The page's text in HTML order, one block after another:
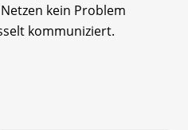
kein Problem
kommuniziert.